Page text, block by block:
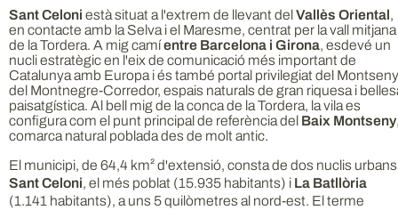
Sant Celoni està situat a l'extrem de llevant delVallès Oriental,
en contacte amb la Selva i el Maresme, centrat per la vall mitjana
de la Tordera. A mig camíentre Barcelona i Girona, esdevé un
nucli estratègic en l'eix de comunicació més important de
Catalunya amb Europa i és també portal privilegiat del
del Montnegre-Corredor, espais naturals de gran riquesa i
paisatgística. Al bell mig de la conca de la Tordera, la vila es
configura com el punt principal de referència del Baix Montseny
comarca natural poblada des de molt antic.
El municipi, de 64,4 km² d'extensió, consta de dos nuclis
Sant Celoni, el més poblat (15.935 habitants) i La Batllòria
(1.141 habitants), a uns 5 quilòmetres al nord-est. El terme